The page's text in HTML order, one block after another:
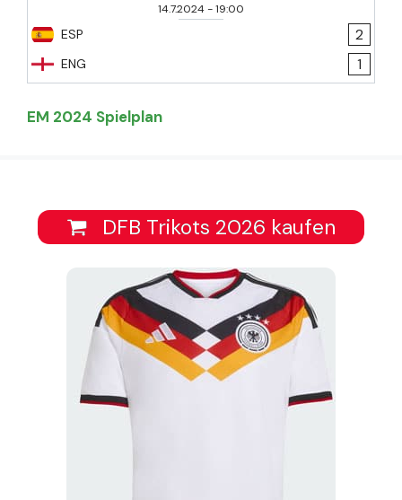
14.7.2024-19:00
ESP
ENG
2
1
EM 2024 Spielplan
DFB Trikots 2026 kaufen